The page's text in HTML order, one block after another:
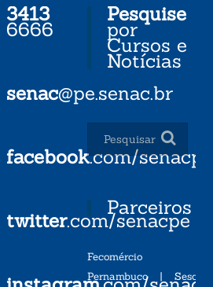
3413
6666
senac@pe.senac.br
facebook.com/senacpe
twitter.com/senacpe
Pesquise
por
Cursos e
Notícias
Parceiros
Fecomércio
Pernambuco| Sesc